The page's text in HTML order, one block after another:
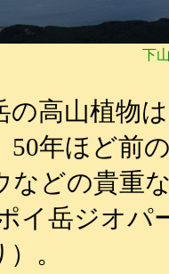
下
高山植物
50年ほど前
などの貴重
イ岳ジオパ
。